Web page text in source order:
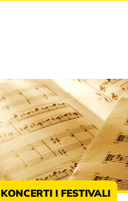
KONCERTI I FESTIVALI